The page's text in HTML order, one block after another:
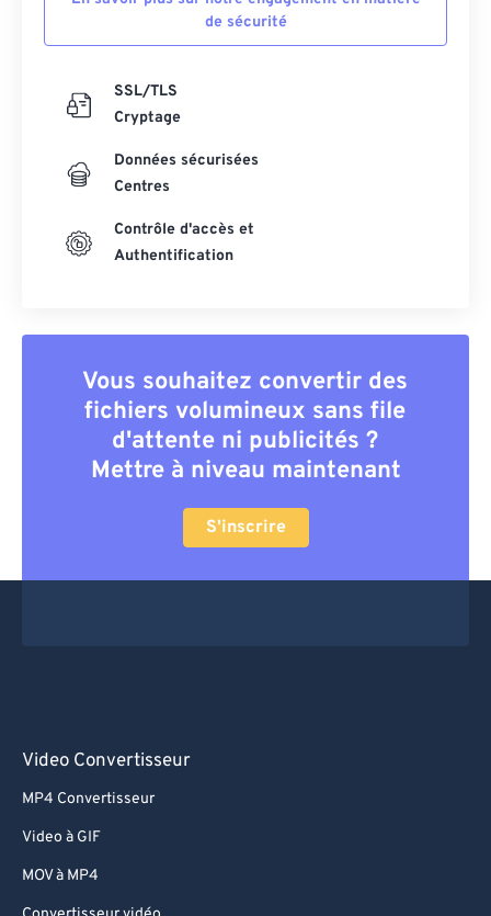
de sécurité
SSL/TLS
Cryptage
Données sécurisées
Centres
Contrôle d'accès et
Authentification
Vous souhaitez convertir des
fichiers volumineux sans file
d'attente ni publicités ?
Mettre à niveau maintenant
S'inscrire
Video Convertisseur
MP4 Convertisseur
Video à GIF
MOV à MP4